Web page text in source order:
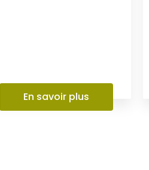
à Dompierre-sur-Be...